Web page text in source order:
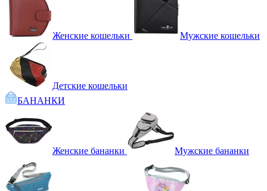
Женские кошельки Мужские кошельки
Детские кошельки
БАНАНКИ
Женские бананки Мужские бананки